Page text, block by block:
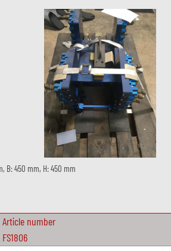
B: 450 mm, H: 450 mm
Article number
FS1806